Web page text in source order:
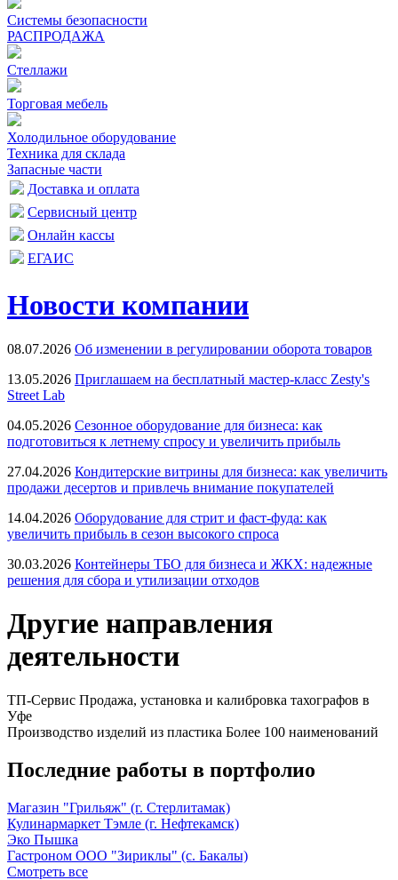
Системы безопасности
РАСПРОДАЖА
Стеллажи
Торговая мебель
Холодильное оборудование
Техника для склада
Запасные части
Доставка и оплата
Сервисный центр
Онлайн кассы
ЕГАИС
Новости компании
08.07.2026 Об изменении в регулировании оборота товаров
13.05.2026 Приглашаем на бесплатный мастер-класс Zesty's
Street Lab
04.05.2026 Сезонное оборудование для бизнеса: как
подготовиться к летнему спросу и увеличить прибыль
27.04.2026 Кондитерские витрины для бизнеса: как увеличить
продажи десертов и привлечь внимание покупателей
14.04.2026 Оборудование для стрит и фаст-фуда: как
увеличить прибыль в сезон высокого спроса
30.03.2026 Контейнеры ТБО для бизнеса и ЖКХ: надежные
решения для сбора и утилизации отходов
Другие направления
деятельности
ТП-Сервис Продажа, установка и калибровка тахографов в
Уфе
Производство изделий из пластика Более 100 наименований
Последние работы в портфолио
Магазин "Грильяж" (г. Стерлитамак)
Кулинармаркет Тэмле (г. Нефтекамск)
Эко Пышка
Гастроном ООО "Зириклы" (с. Бакалы)
Смотреть все